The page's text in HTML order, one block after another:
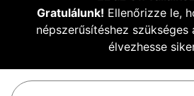
Gratulálunk! Ellenőrizze le,
népszerűsítéshez
élvezhesse